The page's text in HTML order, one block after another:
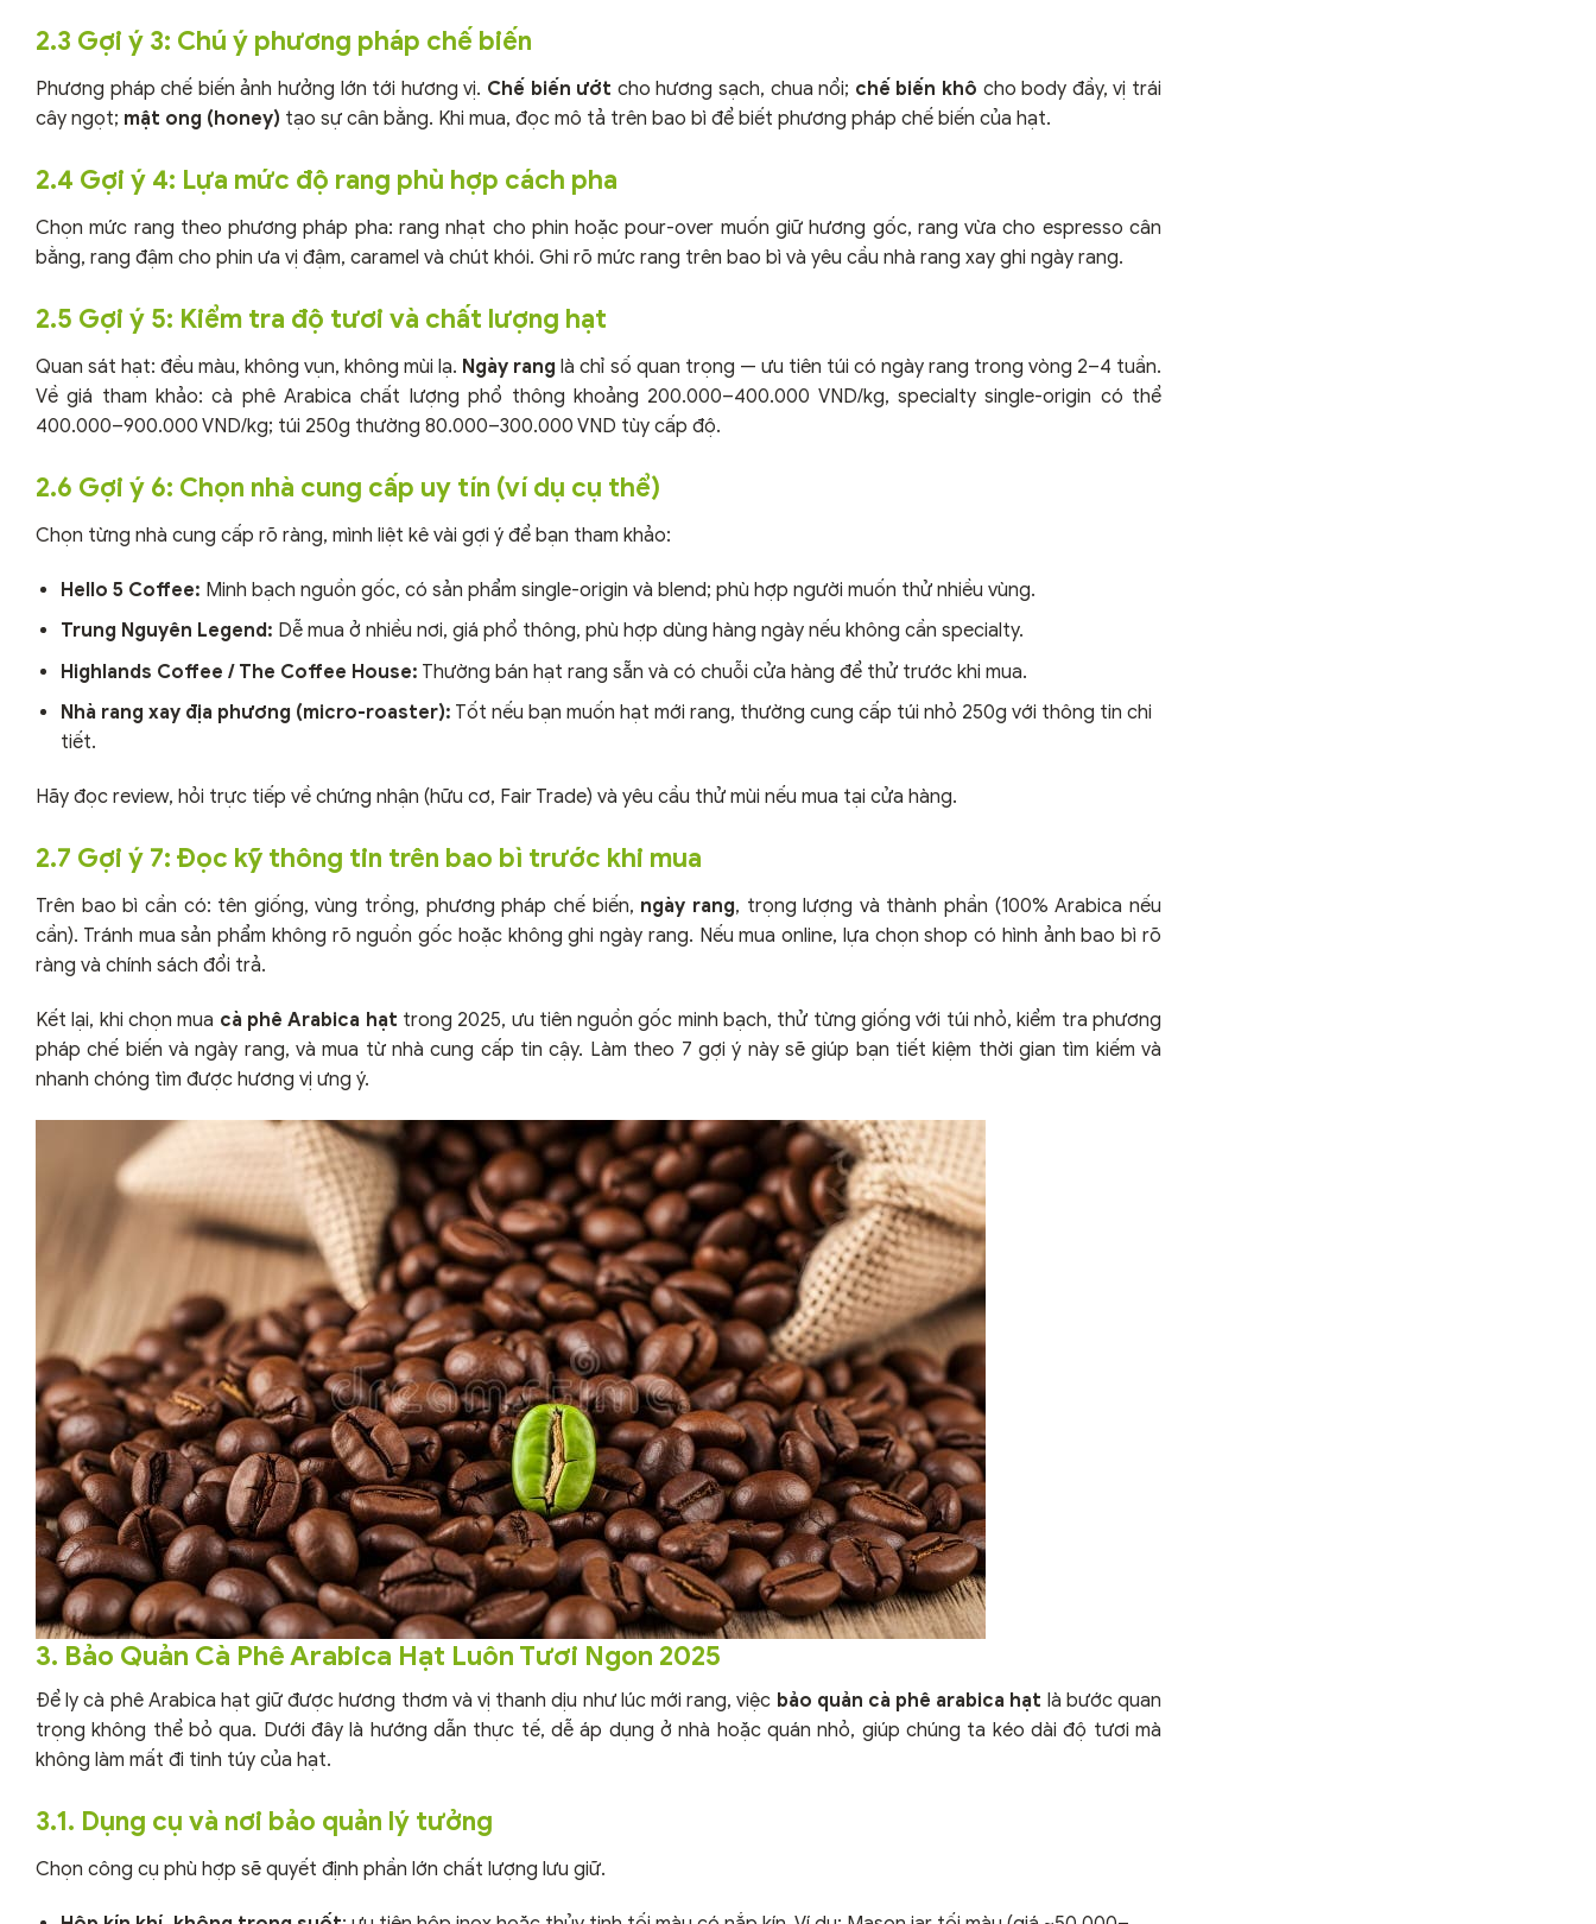
2.3 Gợi ý 3: Chú ý phương pháp chế biến
Phương pháp chế biến ảnh hưởng lớn tới hương vị. Chế biến ướt cho hương sạch, chua nổi; chế biến khô cho body đầy, vị trái
cây ngọt; mật ong (honey) tạo sự cân bằng. Khi mua, đọc mô tả trên bao bì để biết phương pháp chế biến của hạt.
2.4 Gợi ý 4: Lựa mức độ rang phù hợp cách pha
Chọn mức rang theo phương pháp pha: rang nhạt cho phin hoặc pour-over muốn giữ hương gốc, rang vừa cho espresso cân
bằng, rang đậm cho phin ưa vị đậm, caramel và chút khói. Ghi rõ mức rang trên bao bì và yêu cầu nhà rang xay ghi ngày rang.
2.5 Gợi ý 5: Kiểm tra độ tươi và chất lượng hạt
Quan sát hạt: đều màu, không vụn, không mùi lạ. Ngày rang là chỉ số quan trọng — ưu tiên túi có ngày rang trong vòng 2–4 tuần.
Về giá tham khảo: cà phê Arabica chất lượng phổ thông khoảng 200.000–400.000 VND/kg, specialty single-origin có thể
400.000–900.000 VND/kg; túi 250g thường 80.000–300.000 VND tùy cấp độ.
2.6 Gợi ý 6: Chọn nhà cung cấp uy tín (ví dụ cụ thể)
Chọn từng nhà cung cấp rõ ràng, mình liệt kê vài gợi ý để bạn tham khảo:
Hello 5 Coffee: Minh bạch nguồn gốc, có sản phẩm single-origin và blend; phù hợp người muốn thử nhiều vùng.
Trung Nguyên Legend: Dễ mua ở nhiều nơi, giá phổ thông, phù hợp dùng hàng ngày nếu không cần specialty.
Highlands Coffee / The Coffee House: Thường bán hạt rang sẵn và có chuỗi cửa hàng để thử trước khi mua.
Nhà rang xay địa phương (micro-roaster): Tốt nếu bạn muốn hạt mới rang, thường cung cấp túi nhỏ 250g với thông tin chi
tiết.
Hãy đọc review, hỏi trực tiếp về chứng nhận (hữu cơ, Fair Trade) và yêu cầu thử mùi nếu mua tại cửa hàng.
2.7 Gợi ý 7: Đọc kỹ thông tin trên bao bì trước khi mua
Trên bao bì cần có: tên giống, vùng trồng, phương pháp chế biến, ngày rang, trọng lượng và thành phần (100% Arabica nếu
cần). Tránh mua sản phẩm không rõ nguồn gốc hoặc không ghi ngày rang. Nếu mua online, lựa chọn shop có hình ảnh bao bì rõ
ràng và chính sách đổi trả.
Kết lại, khi chọn mua cà phê Arabica hạt trong 2025, ưu tiên nguồn gốc minh bạch, thử từng giống với túi nhỏ, kiểm tra phương
pháp chế biến và ngày rang, và mua từ nhà cung cấp tin cậy. Làm theo 7 gợi ý này sẽ giúp bạn tiết kiệm thời gian tìm kiếm và
nhanh chóng tìm được hương vị ưng ý.
3. Bảo Quản Cà Phê Arabica Hạt Luôn Tươi Ngon 2025
Để ly cà phê Arabica hạt giữ được hương thơm và vị thanh dịu như lúc mới rang, việc bảo quản cà phê arabica hạt là bước quan
trọng không thể bỏ qua. Dưới đây là hướng dẫn thực tế, dễ áp dụng ở nhà hoặc quán nhỏ, giúp chúng ta kéo dài độ tươi mà
không làm mất đi tinh túy của hạt.
3.1. Dụng cụ và nơi bảo quản lý tưởng
Chọn công cụ phù hợp sẽ quyết định phần lớn chất lượng lưu giữ.